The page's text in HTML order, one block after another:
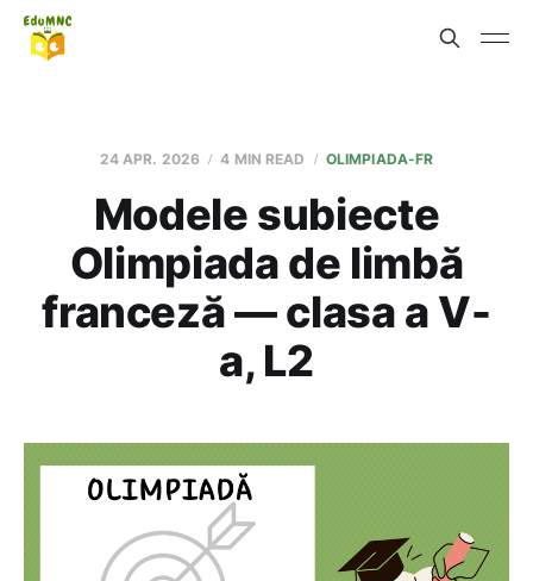
24 APR. 2026 4 MIN READ OLIMPIADA-FR
Modele subiecte
Olimpiada de limbă
franceză — clasa a V-
a, L2